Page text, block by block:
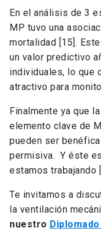
En el análisis de 3
MP tuvo una
mortalidad [15].
un valor predictivo
individuales, lo que
atractivo para
Finalmente ya que
elemento clave de
pueden ser
permisiva. Y éste
estamos trabajando
Te invitamos a
la ventilación
nuestro